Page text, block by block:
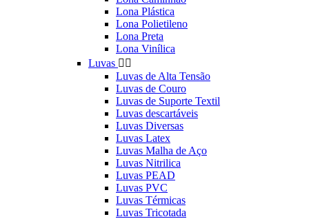
Lona Plástica
Lona Polietileno
Lona Preta
Lona Vinílica
Luvas  
Luvas de Alta Tensão
Luvas de Couro
Luvas de Suporte Textil
Luvas descartáveis
Luvas Diversas
Luvas Latex
Luvas Malha de Aço
Luvas Nitrilica
Luvas PEAD
Luvas PVC
Luvas Térmicas
Luvas Tricotada